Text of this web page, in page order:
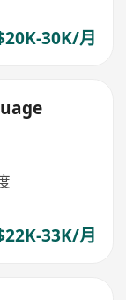
30K/月
33K/月